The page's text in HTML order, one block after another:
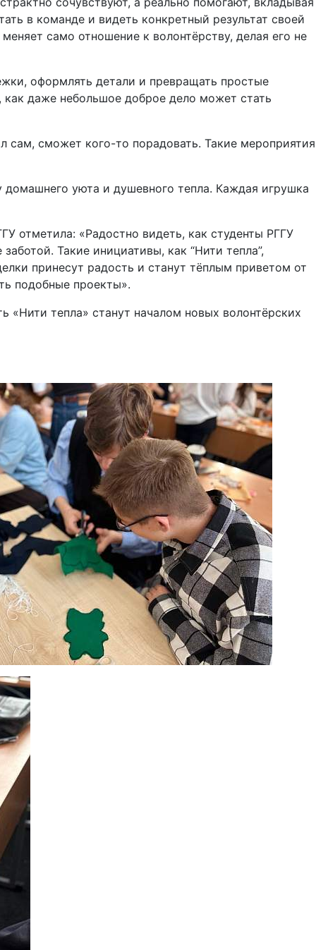
в команде и видеть конкретный результат своей
само отношение к волонтёрству, делая его не
оформлять детали и превращать простые
как даже небольшое доброе дело может стать
сам, сможет кого-то порадовать. Такие мероприятия
уюта и душевного тепла. Каждая игрушка
отметила: «Радостно видеть, как студенты РГГУ
Такие инициативы, как “Нити тепла”,
принесут радость и станут тёплым приветом от
подобные проекты».
тепла» станут началом новых волонтёрских